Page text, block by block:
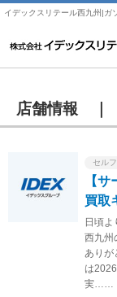
イデックスリテール西九州|ガ
店舗情報 ｜
セル
【
買取
日頃
西九州
ありが
は
実……